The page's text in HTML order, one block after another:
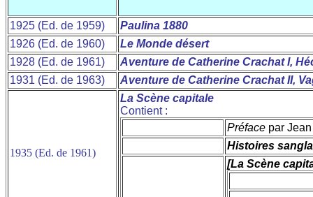
1925 (Ed. de 1959)
Paulina 1880
1926 (Ed. de 1960)
Le Monde désert
1928 (Ed. de 1961)
Aventure de Catherine Crachat I,
1931 (Ed. de 1963)
Aventure de Catherine Crachat II,
1935 (Ed. de 1961)
La Scène capitale
Contient :
Préface par
Histoires
[La Scène